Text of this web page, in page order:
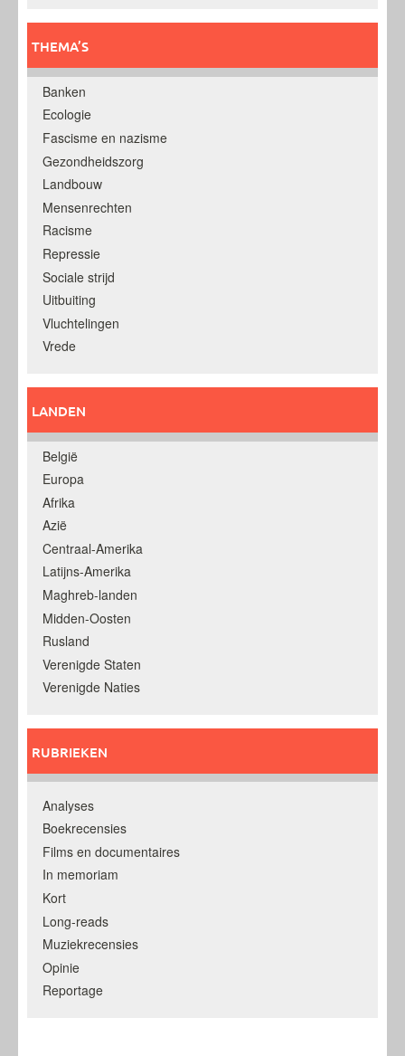
THEMA’S
Banken
Ecologie
Fascisme en nazisme
Gezondheidszorg
Landbouw
Mensenrechten
Racisme
Repressie
Sociale strijd
Uitbuiting
Vluchtelingen
Vrede
LANDEN
België
Europa
Afrika
Azië
Centraal-Amerika
Latijns-Amerika
Maghreb-landen
Midden-Oosten
Rusland
Verenigde Staten
Verenigde Naties
RUBRIEKEN
Analyses
Boekrecensies
Films en documentaires
In memoriam
Kort
Long-reads
Muziekrecensies
Opinie
Reportage